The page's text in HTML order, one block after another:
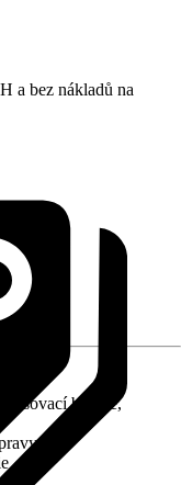
a bez nákladů na
baterie,